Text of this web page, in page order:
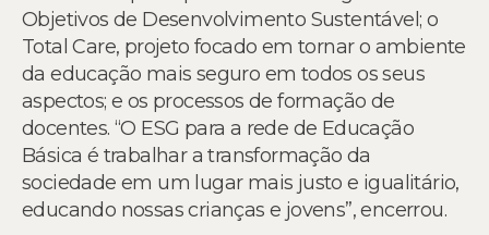
Objetivos de Desenvolvimento Sustentável; o
Total Care, projeto focado em tornar o ambiente
da educação mais seguro em todos os seus
aspectos; e os processos de formação de
docentes. “O ESG para a rede de Educação
Básica é trabalhar a transformação da
sociedade em um lugar mais justo e igualitário,
educando nossas crianças e jovens”, encerrou.